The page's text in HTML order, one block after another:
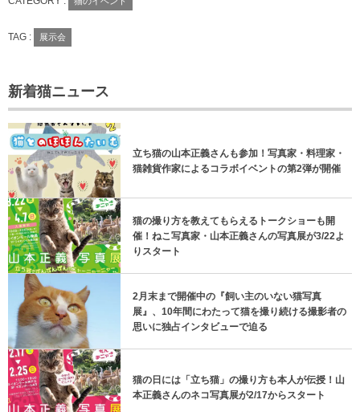
TAG : 展示会
新着猫ニュース
立ち猫の山本正義さんも参加！写真家・料理家・
猫雑貨作家によるコラボイベントの第2弾が開催
猫の撮り方を教えてもらえるトークショーも開
催！ねこ写真家・山本正義さんの写真展が3/22よ
りスタート
2月末まで開催中の『飼い主のいない猫写真
展』、10年間にわたって猫を撮り続ける撮影者の
思いに独占インタビューで迫る
猫の日には「立ち猫」の撮り方も本人が伝授！山
本正義さんのネコ写真展が2/17からスタート